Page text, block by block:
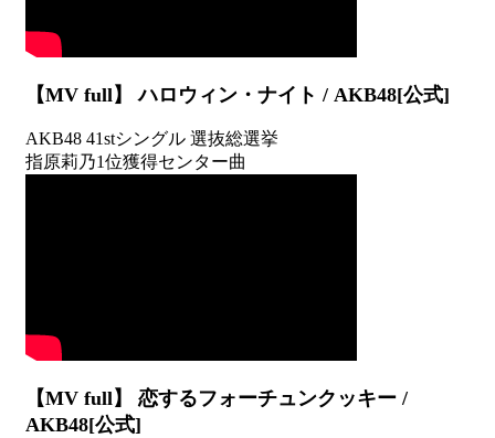
【MV full】 ハロウィン・ナイト / AKB48[公式]
AKB48 41stシングル 選抜総選挙
指原莉乃1位獲得センター曲
【MV full】 恋するフォーチュンクッキー /
AKB48[公式]